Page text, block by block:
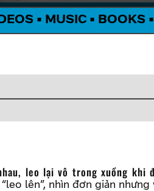
• MUSIC • BOOKS •
lên”, nhìn đơn giản